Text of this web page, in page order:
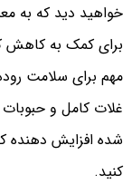
خواهید دید که به
برای کمک به کاهش
مهم برای سلامت
غلات کامل و
شده افزایش دهنده
کنید.